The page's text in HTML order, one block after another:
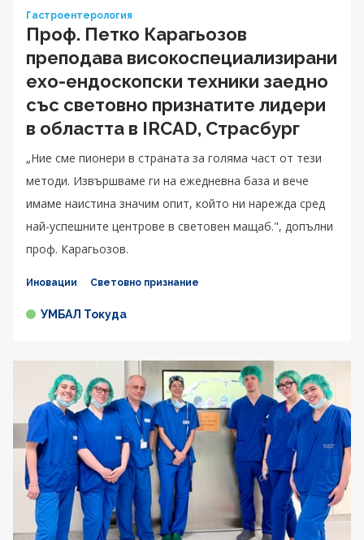
Гастроентерология
Проф. Петко Карагьозов
преподава високоспециализирани
ехо-ендоскопски техники заедно
със световно признатите лидери
в областта в IRCAD, Страсбург
„Ние сме пионери в страната за голяма част от тези
методи. Извършваме ги на ежедневна база и вече
имаме наистина значим опит, който ни нарежда сред
най-успешните центрове в световен мащаб.", допълни
проф. Карагьозов.
Иновации Световно признание
УМБАЛ Токуда